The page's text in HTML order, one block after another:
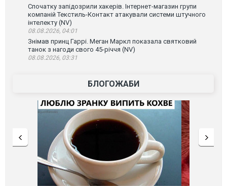
Спочатку запідозрили хакерів. Інтернет-магазин групи
компаній Текстиль-Контакт атакували системи штучного
інтелекту (NV)
08.08.2026, 04:01
Знімав принц Гаррі. Меган Маркл показала святковий
танок з нагоди свого 45-річчя (NV)
08.08.2026, 03:31
БЛОГОЖАБИ